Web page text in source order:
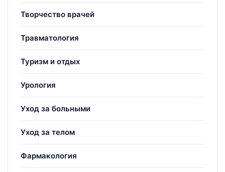
Творчество врачей
Травматология
Туризм и отдых
Урология
Уход за больными
Уход за телом
Фармакология